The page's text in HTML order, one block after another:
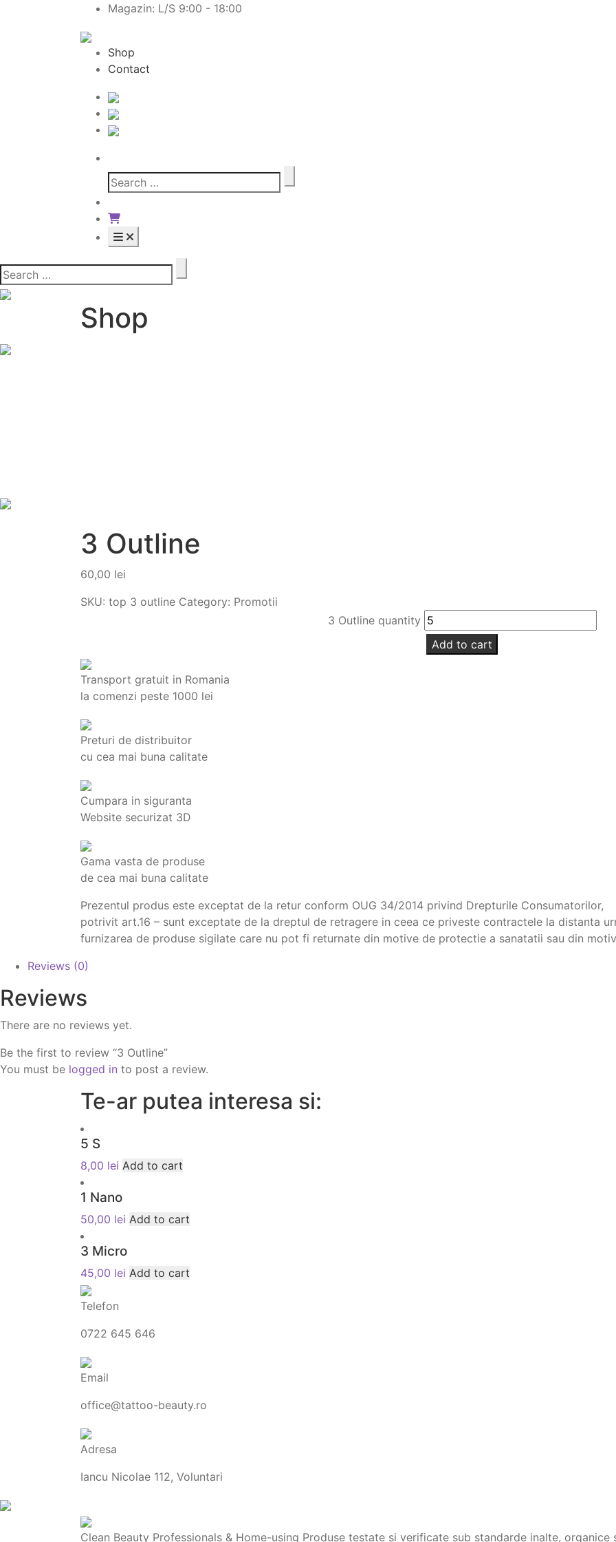
Magazin: L/S 9:00 - 18:00
Shop
Contact
Shop
3 Outline
60,00 lei
SKU: top 3 outline Category: Promotii
3 Outline quantity
Add to cart
Transport gratuit in Romania
la comenzi peste 1000 lei
Preturi de distribuitor
cu cea mai buna calitate
Cumpara in siguranta
Website securizat 3D
Gama vasta de produse
de cea mai buna calitate
Prezentul produs este exceptat de la retur conform OUG 34/2014 privind Drepturile Consumatorilor,
potrivit art.16 – sunt exceptate de la dreptul de retragere in ceea ce priveste contractele la distanta
furnizarea de produse sigilate care nu pot fi returnate din motive de protectie a sanatatii sau din
Reviews (0)
Reviews
There are no reviews yet.
Be the first to review “3 Outline”
You must be logged in to post a review.
Te-ar putea interesa si:
5 S
8,00 lei Add to cart
1 Nano
50,00 lei Add to cart
3 Micro
45,00 lei Add to cart
Telefon
0722 645 646
Email
office@tattoo-beauty.ro
Adresa
Iancu Nicolae 112, Voluntari
Clean Beauty Professionals & Home-using Produse testate si verificate sub standarde inalte, organice